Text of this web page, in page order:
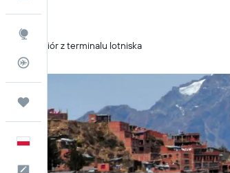
Polski
Kontakt
Odbiór z terminalu lotniska